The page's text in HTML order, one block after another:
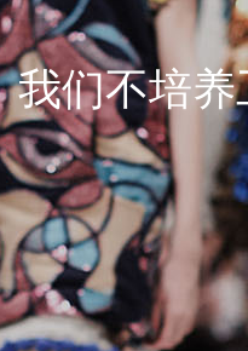
我们不培